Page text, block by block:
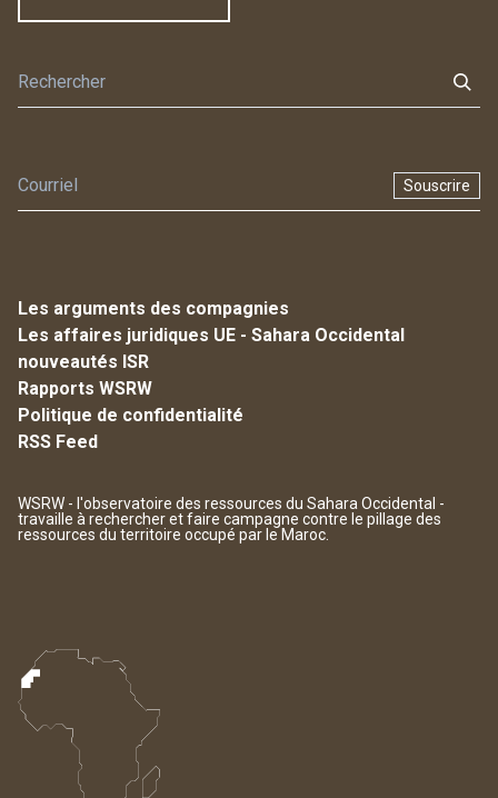
Souscrire
Les arguments des compagnies
Les affaires juridiques UE - Sahara Occidental
nouveautés ISR
Rapports WSRW
Politique de confidentialité
RSS Feed
WSRW - l'observatoire des ressources du Sahara Occidental -
travaille à rechercher et faire campagne contre le pillage des
ressources du territoire occupé par le Maroc.